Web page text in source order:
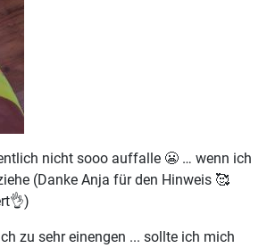
nicht sooo auffalle 😬 … wenn ich
(Danke Anja für den Hinweis 🥰
zu sehr einengen ... sollte ich mich